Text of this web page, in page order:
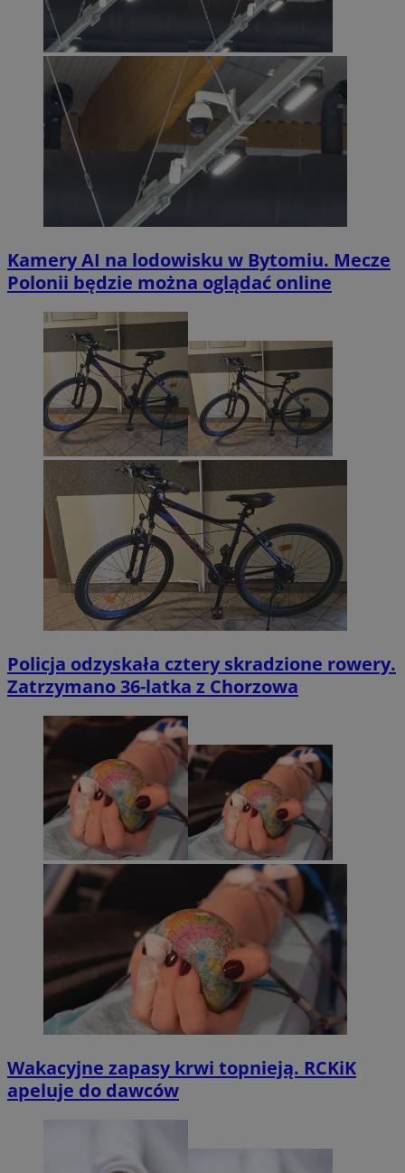
Kamery AI na lodowisku w Bytomiu. Mecze
Polonii będzie można oglądać online
Policja odzyskała cztery skradzione rowery.
Zatrzymano 36-latka z Chorzowa
Wakacyjne zapasy krwi topnieją. RCKiK
apeluje do dawców